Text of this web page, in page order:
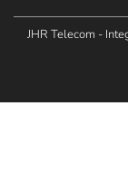
JHR Telecom -